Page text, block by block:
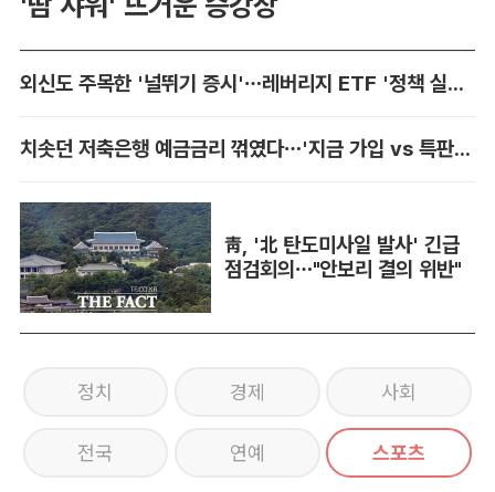
외신도 주목한 '널뛰기 증시'…레버리지 ETF '정책 실패' 책임론 공방
치솟던 저축은행 예금금리 꺾였다…'지금 가입 vs 특판 대기' 셈법 복잡
靑, '北 탄도미사일 발사' 긴급
점검회의…"안보리 결의 위반"
정치 경제 사회
전국 연예 스포츠